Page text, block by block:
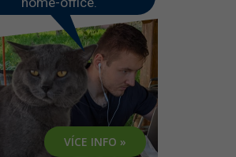
analýza v praxi
programování
programování - OOP
CSS3, Bootstrap, SEO
dle technologií
developer
aplikací
na AI a bigdata
-80%
-80%
VÍCE INFO »